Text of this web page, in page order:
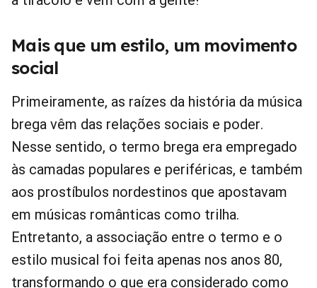
Mais que um estilo, um movimento
social
Primeiramente, as raízes da história da música
brega vêm das relações sociais e poder.
Nesse sentido, o termo brega era empregado
às camadas populares e periféricas, e também
aos prostíbulos nordestinos que apostavam
em músicas românticas como trilha.
Entretanto, a associação entre o termo e o
estilo musical foi feita apenas nos anos 80,
transformando o que era considerado como